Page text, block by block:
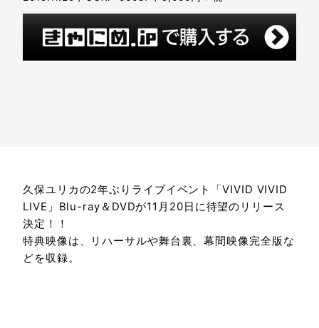
久保ユリカの2年ぶりライブイベント「VIVID VIVID
LIVE」Blu-ray＆DVDが11月20日に待望のリリース
決定！！
特典映像は、リハーサルや舞台裏、幕間映像完全版な
どを収録。